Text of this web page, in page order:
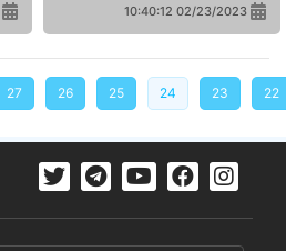
02/23/2023 10:40:12
22
23
24
25
26
27